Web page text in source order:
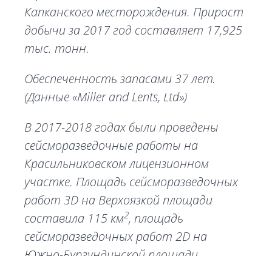
Капканского месторождения. Прирост
добычи за 2017 год составляет 17,925
тыс. тонн.
Обеспеченность запасами 37 лет.
(Данные «Miller and Lents, Ltd»)
В 2017-2018 годах были проведены
сейсморазведочные работы на
Красильниковском лицензионном
участке. Площадь сейсморазведочных
работ 3D на Верхоязкой площади
составила 115 км2, площадь
сейсморазведочных работ 2D на